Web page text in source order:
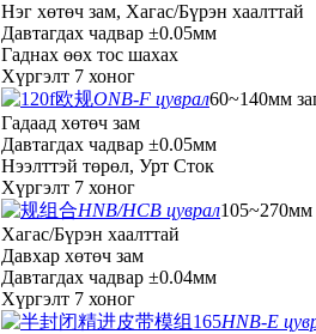
Нэг хөтөч зам, Хагас/Бүрэн хаалттай
Давтагдах чадвар ±0.05мм
Гаднах өөх тос шахах
Хүргэлт 7 хоног
ONB-F цуврал60~140мм
Гадаад хөтөч зам
Давтагдах чадвар ±0.05мм
Нээлттэй төрөл, Урт Сток
Хүргэлт 7 хоног
HNB/HCB цуврал105~270мм
Хагас/Бүрэн хаалттай
Давхар хөтөч зам
Давтагдах чадвар ±0.04мм
Хүргэлт 7 хоног
HNB-E